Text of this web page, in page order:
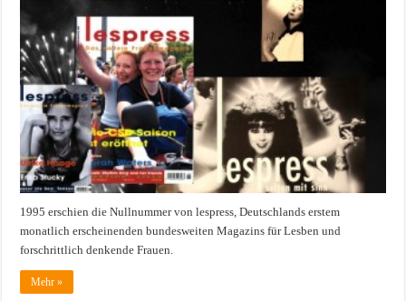
1995 erschien die Nullnummer von lespress, Deutschlands erstem
monatlich erscheinenden bundesweiten Magazins für Lesben und
forschrittlich denkende Frauen.
Mehr »